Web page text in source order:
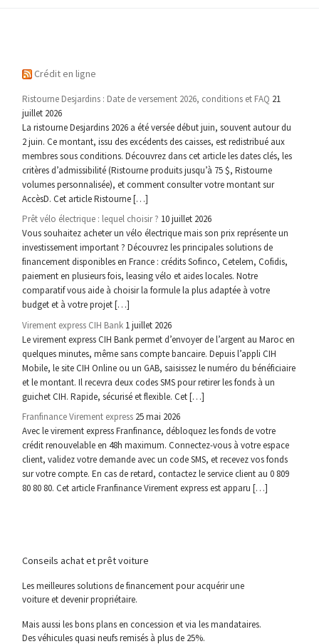
Crédit en ligne
Ristourne Desjardins : Date de versement 2026, conditions et FAQ 21
juillet 2026
La ristourne Desjardins 2026 a été versée début juin, souvent autour du
2 juin. Ce montant, issu des excédents des caisses, est redistribué aux
membres sous conditions. Découvrez dans cet article les dates clés, les
critères d’admissibilité (Ristourne produits jusqu’à 75 $, Ristourne
volumes personnalisée), et comment consulter votre montant sur
AccèsD. Cet article Ristourne […]
Prêt vélo électrique : lequel choisir ? 10 juillet 2026
Vous souhaitez acheter un vélo électrique mais son prix représente un
investissement important ? Découvrez les principales solutions de
financement disponibles en France : crédits Sofinco, Cetelem, Cofidis,
paiement en plusieurs fois, leasing vélo et aides locales. Notre
comparatif vous aide à choisir la formule la plus adaptée à votre
budget et à votre projet […]
Virement express CIH Bank 1 juillet 2026
Le virement express CIH Bank permet d’envoyer de l’argent au Maroc en
quelques minutes, même sans compte bancaire. Depuis l’appli CIH
Mobile, le site CIH Online ou un GAB, saisissez le numéro du bénéficiaire
et le montant. Il recevra deux codes SMS pour retirer les fonds à un
guichet CIH. Rapide, sécurisé et flexible. Cet […]
Franfinance Virement express 25 mai 2026
Avec le virement express Franfinance, débloquez les fonds de votre
crédit renouvelable en 48h maximum. Connectez-vous à votre espace
client, validez votre demande avec un code SMS, et recevez vos fonds
sur votre compte. En cas de retard, contactez le service client au 0 809
80 80 80. Cet article Franfinance Virement express est apparu […]
Conseils achat et prêt voiture
Les meilleures solutions de financement pour acquérir une
voiture et devenir propriétaire.
Mais aussi les bons plans en concession et via les mandataires.
Des véhicules quasi neufs remisés à plus de 25%.